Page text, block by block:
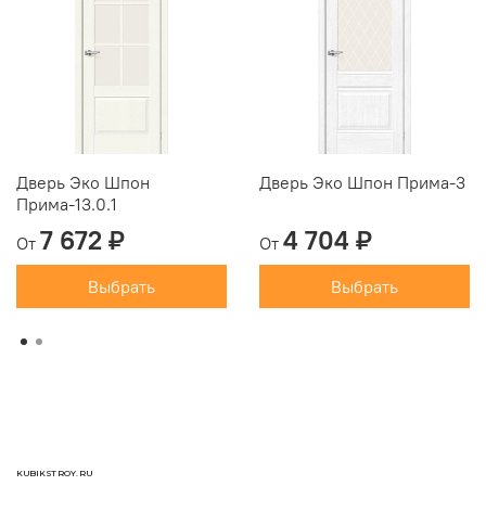
Дверь Эко Шпон
Прима-13.0.1
От 7 672 ₽
Выбрать
Дверь Эко Шпон Прима-3
От 4 704 ₽
Выбрать
KUBIKSTROY.RU